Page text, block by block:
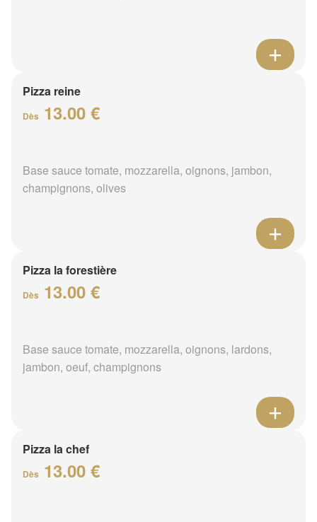
Pizza reine
Dès 13.00 €
Base sauce tomate, mozzarella, oignons, jambon,
champignons, olives
Pizza la forestière
Dès 13.00 €
Base sauce tomate, mozzarella, oignons, lardons,
jambon, oeuf, champignons
Pizza la chef
Dès 13.00 €